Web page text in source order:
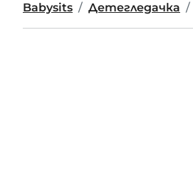
Babysits Детегледачка